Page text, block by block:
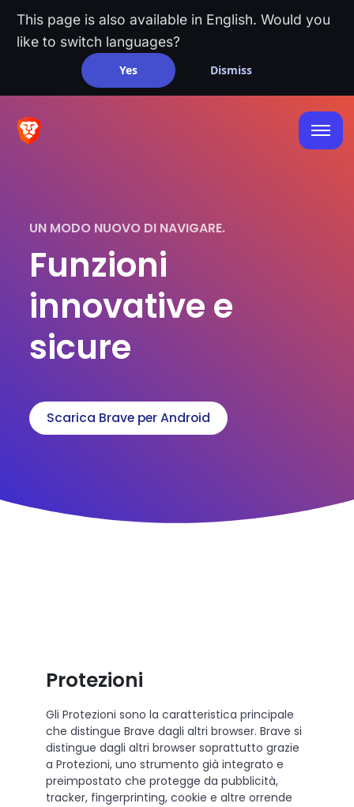
This page is also available in English. Would you
like to switch languages?
Yes Dismiss
UN MODO NUOVO DI NAVIGARE.
Funzioni
innovative e
sicure
Scarica Brave per Android
Protezioni
Gli Protezioni sono la caratteristica principale
che distingue Brave dagli altri browser. Brave si
distingue dagli altri browser soprattutto grazie
a Protezioni, uno strumento già integrato e
preimpostato che protegge da pubblicità,
tracker, fingerprinting, cookie e altre orrende